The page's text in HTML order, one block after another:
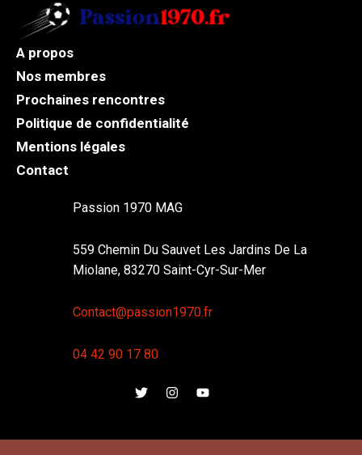
A propos
Nos membres
Prochaines rencontres
Politique de confidentialité
Mentions légales
Contact
Passion 1970 MAG
559 Chemin Du Sauvet Les Jardins De La
Miolane, 83270 Saint-Cyr-Sur-Mer
Contact@passion1970.fr
04 42 90 17 80